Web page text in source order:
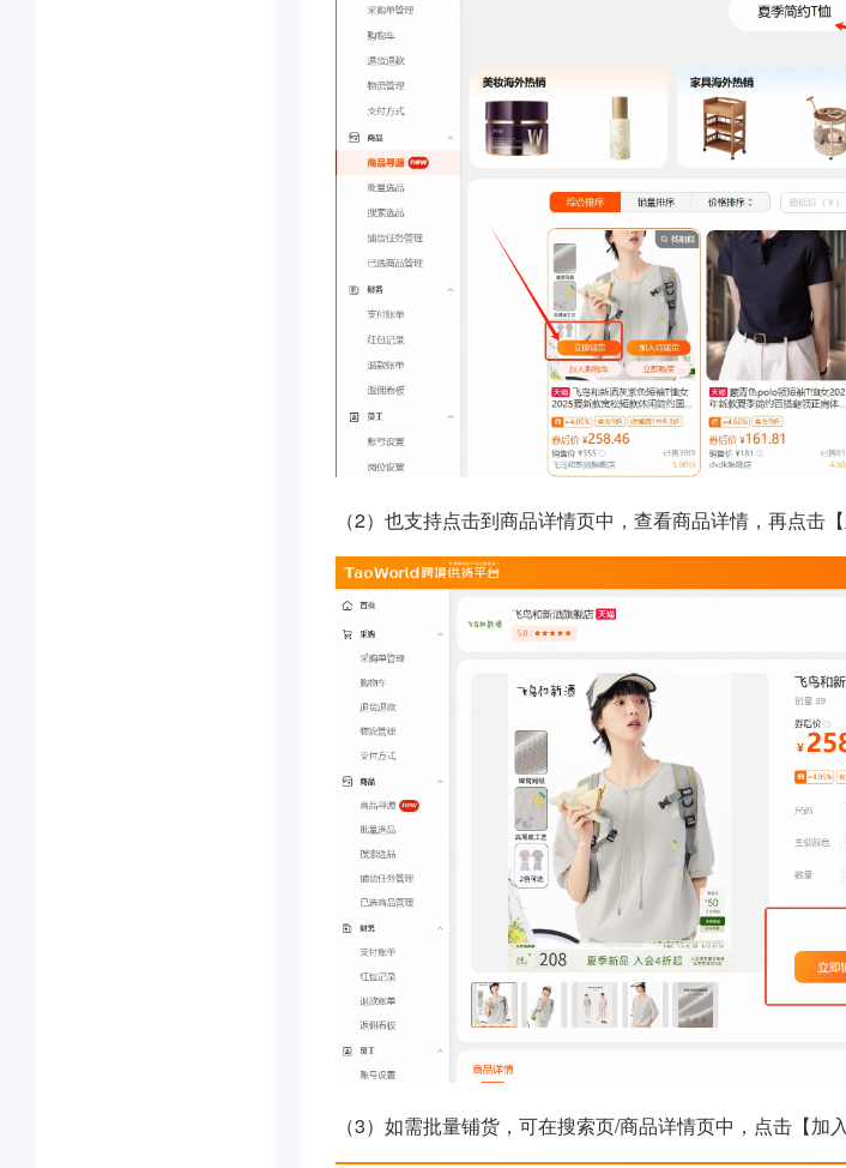
（2）也支持点击到商品详情页中，查看商品详情，再点击
（3）如需批量铺货，可在搜索页/商品详情页中，点击【加